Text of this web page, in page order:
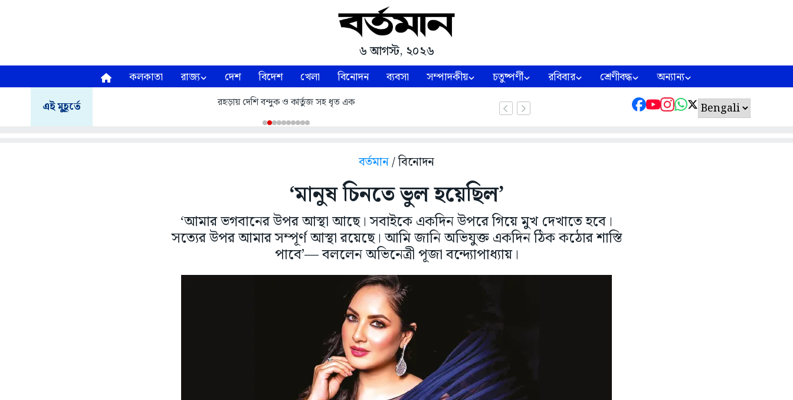
৬ আগস্ট, ২০২৬
কলকাতা রাজ্য দেশ বিদেশ খেলা বিনোদন ব্যবসা সম্পাদকীয় চতুষ্পর্ণী রবিবার শ্রেণীবদ্ধ অন্যান্য
এই মুহূর্তে রহড়ায় দেশি বন্দুক ও কার্তুজ সহ ধৃত এক
বর্তমান/ বিনোদন
‘মানুষ চিনতে ভুল হয়েছিল’
‘আমার ভগবানের উপর আস্থা আছে। সবাইকে একদিন উপরে গিয়ে মুখ দেখাতে হবে।
সত্যের উপর আমার সম্পূর্ণ আস্থা রয়েছে। আমি জানি অভিযুক্ত একদিন ঠিক কঠোর শাস্তি
পাবে’— বললেন অভিনেত্রী পূজা বন্দ্যোপাধ্যায়।